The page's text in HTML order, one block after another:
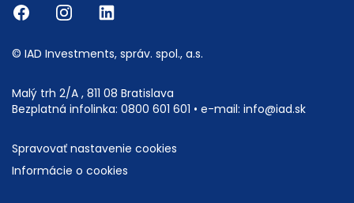
© IAD Investments, správ. spol., a.s.
Malý trh 2/A , 811 08 Bratislava
Bezplatná infolinka: 0800 601 601 • e-mail: info@iad.sk
Spravovať nastavenie cookies
Informácie o cookies